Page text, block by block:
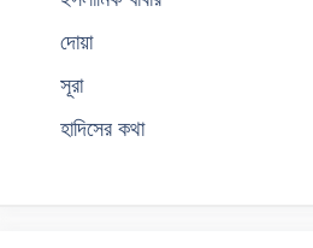
দোয়া
সূরা
হাদিসের কথা